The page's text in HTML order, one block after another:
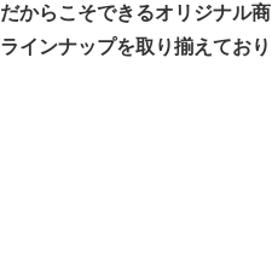
からこそできるオリジナル商
インナップを取り揃えており